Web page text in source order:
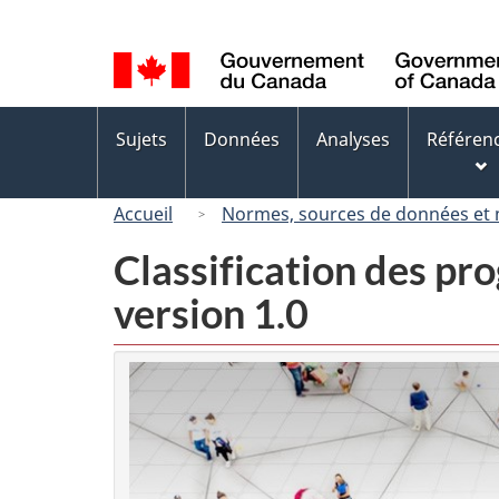
de
la
langue
des
Sujets Données Analyses
Accueil Normes, sources de données et
Classification des
version 1.0